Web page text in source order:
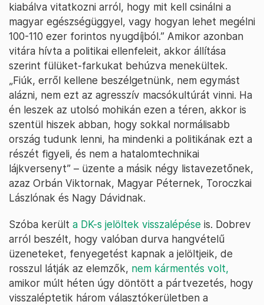
kiabálva vitatkozni arról, hogy mit kell csinálni a
magyar egészségüggyel, vagy hogyan lehet megélni
100-110 ezer forintos nyugdíjból.” Amikor azonban
vitára hívta a politikai ellenfeleit, akkor állítása
szerint fülüket-farkukat behúzva menekültek.
„Fiúk, erről kellene beszélgetnünk, nem egymást
alázni, nem ezt az agresszív macsókultúrát vinni. Ha
én leszek az utolsó mohikán ezen a téren, akkor is
szentül hiszek abban, hogy sokkal normálisabb
ország tudunk lenni, ha mindenki a politikának ezt a
részét figyeli, és nem a hatalomtechnikai
lájkversenyt” – üzente a másik négy listavezetőnek,
azaz Orbán Viktornak, Magyar Péternek, Toroczkai
Lászlónak és Nagy Dávidnak.
Szóba került a DK-s jelöltek visszalépése is. Dobrev
arról beszélt, hogy valóban durva hangvételű
üzeneteket, fenyegetést kapnak a jelöltjeik, de
rosszul látják az elemzők, nem kármentés volt,
amikor múlt héten úgy döntött a pártvezetés, hogy
visszaléptetik három választókerületben a